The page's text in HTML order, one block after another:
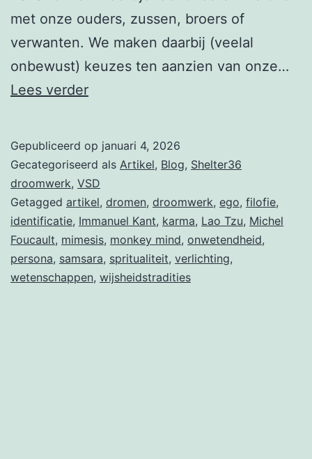
met onze ouders, zussen, broers of
verwanten. We maken daarbij (veelal
onbewust) keuzes ten aanzien van onze…
Lees verderIdentificatie
(deel
1)
Gepubliceerd op januari 4, 2026
Gecategoriseerd als Artikel, Blog, Shelter36
droomwerk, VSD
Getagged artikel, dromen, droomwerk, ego, filofie,
identificatie, Immanuel Kant, karma, Lao Tzu, Michel
Foucault, mimesis, monkey mind, onwetendheid,
persona, samsara, spritualiteit, verlichting,
wetenschappen, wijsheidstradities